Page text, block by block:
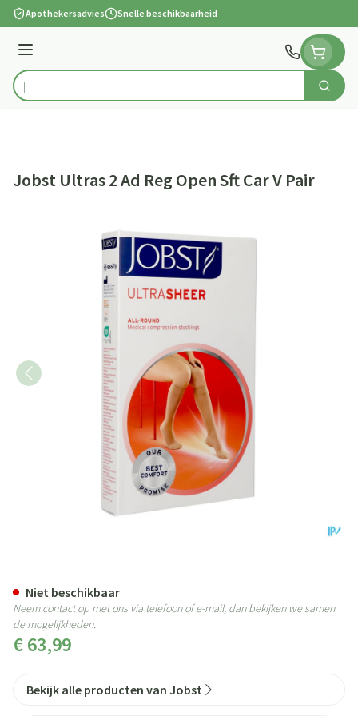
Ga naar de inhoud
Apothekersadvies Snelle beschikbaarheid
Menu
Product, merk, categorie... Zoek
Jobst Ultras 2 Ad Reg Open Sft Car V Pair
€ 63,99
Niet beschikbaar
Neem contact op met ons via telefoon of e-mail, dan bekijken we samen
de mogelijkheden.
Bekijk alle producten van Jobst